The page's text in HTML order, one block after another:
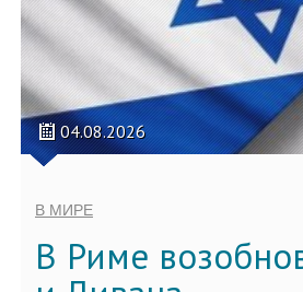
04.08.2026
В МИРЕ
В Риме